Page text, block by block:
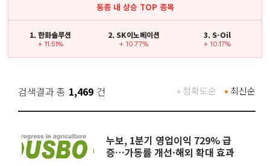
동종 내 상승 TOP 종목
1. 한화솔루션
+ 11.51%
2. SK이노베이션
+ 10.77%
3. S-Oil
+ 10.17%
검색결과 총 1,469 건 최신순
정확도순
누보, 1분기 영업이익 729% 급
증…가동률 개선·해외 확대 효과